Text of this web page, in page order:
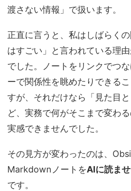
渡さない情報」で扱います。
正直に言うと、私はしばらく
はすごい」と言われている理
でした。ノートをリンクでつ
ーで関係性を眺めたりできる
すが、それだけなら「見た目
ど、実務で何がそこまで変わ
実感できませんでした。
その見方が変わったのは、
MarkdownノートをAIに読ま
です。